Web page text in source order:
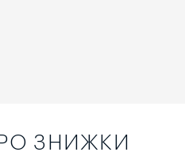
ЗНИЖКИ